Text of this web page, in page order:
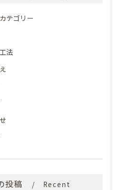
テゴリー
法
投稿
Recent